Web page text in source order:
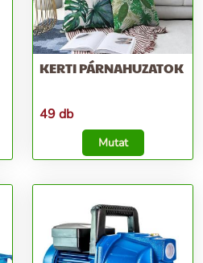
KERTI PÁRNAHUZATOK
49 db
Mutat